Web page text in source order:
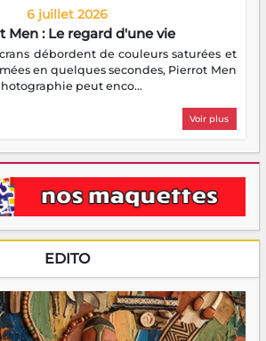
6 juillet 2026
Men : Le regard d'une vie
débordent de couleurs saturées et
en quelques secondes, Pierrot Men
peut enco...
Voir plus
EDITO